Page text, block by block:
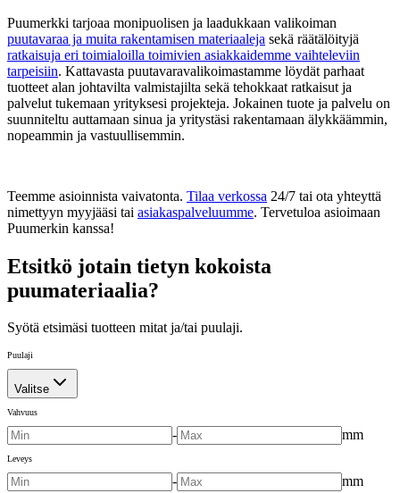
Puumerkki tarjoaa monipuolisen ja laadukkaan valikoiman
puutavaraa ja muita rakentamisen materiaaleja sekä räätälöityjä
ratkaisuja eri toimialoilla toimivien asiakkaidemme vaihteleviin
tarpeisiin. Kattavasta puutavaravalikoimastamme löydät parhaat
tuotteet alan johtavilta valmistajilta sekä tehokkaat ratkaisut ja
palvelut tukemaan yrityksesi projekteja. Jokainen tuote ja palvelu on
suunniteltu auttamaan sinua ja yritystäsi rakentamaan älykkäämmin,
nopeammin ja vastuullisemmin.
Teemme asioinnista vaivatonta. Tilaa verkossa 24/7 tai ota yhteyttä
nimettyyn myyjääsi tai asiakaspalveluumme. Tervetuloa asioimaan
Puumerkin kanssa!
Etsitkö jotain tietyn kokoista
puumateriaalia?
Syötä etsimäsi tuotteen mitat ja/tai puulaji.
Puulaji
Valitse
Vahvuus
- mm
Leveys
- mm